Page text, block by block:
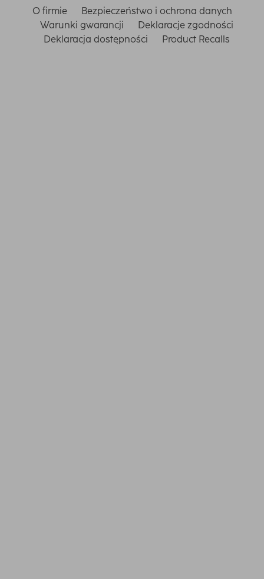
O firmie
Bezpieczeństwo i ochrona danych
Warunki gwarancji
Deklaracje zgodności
Deklaracja dostępności
Product Recalls